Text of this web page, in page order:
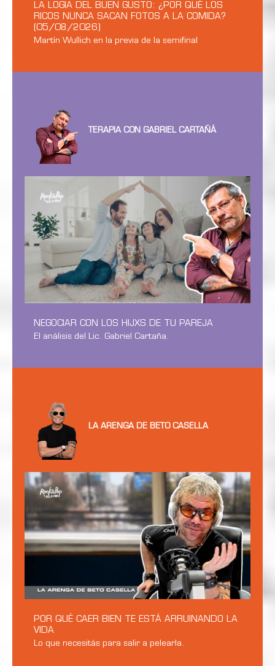
LA LOGIA DEL BUEN GUSTO: ¿POR QUÉ LOS
RICOS NUNCA SACAN FOTOS A LA COMIDA?
(05/08/2026)
Martín Wullich en la previa de la semifinal
TERAPIA CON GABRIEL CARTAÑÁ
NEGOCIAR CON LOS HIJXS DE TU PAREJA
El análisis del Lic. Gabriel Cartaña.
LA ARENGA DE BETO CASELLA
POR QUÉ CAER BIEN TE ESTÁ ARRUINANDO LA
VIDA
Lo que necesitás para salir a pelearla.